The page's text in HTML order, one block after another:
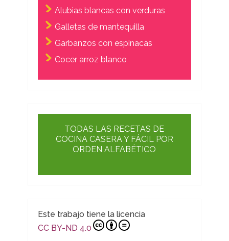
Alubias blancas con verduras
Galletas de mantequilla
Garbanzos con espinacas
Cocer arroz blanco
TODAS LAS RECETAS DE
COCINA CASERA Y FÁCIL POR
ORDEN ALFABÉTICO
Este trabajo tiene la licencia
CC BY-ND 4.0